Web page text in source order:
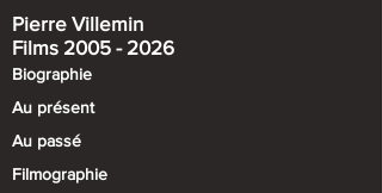
Pierre Villemin​
Films 2005 - 2026
Biographie
Au présent
Au passé​
Filmographie